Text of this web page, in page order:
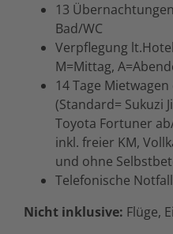
13
Bad/WC
Verpflegung
M=Mittag,
14 Tage
(Standard= Sukuzi
Toyota Fortuner
inkl. freier KM,
und ohne
Telefonische
Nicht inklusive: Flüge,